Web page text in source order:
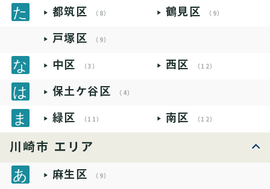
都筑区 （8） 鶴見区 （9）
戸塚区 （9）
中区 （3） 西区 （12）
保土ケ谷区 （4）
緑区 （11） 南区 （12）
川崎市 エリア
麻生区 （9）